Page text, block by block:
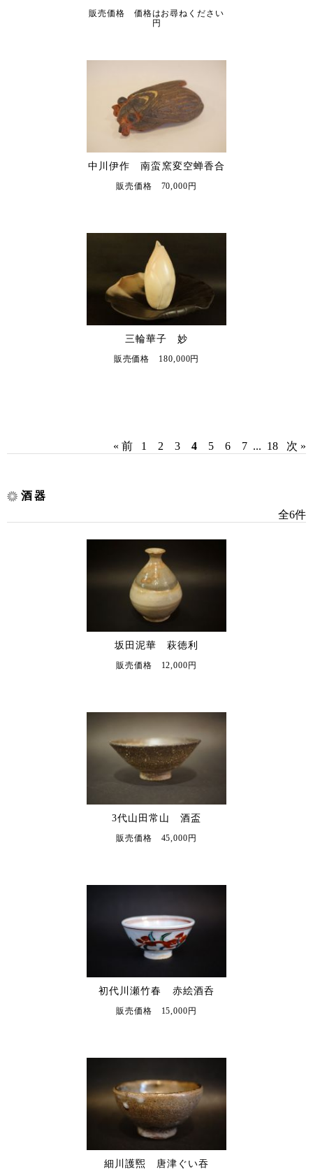
販売価格 価格はお尋ねください
円
中川伊作 南蛮窯変空蝉香合
販売価格 70,000円
三輪華子 妙
販売価格 180,000円
« 前 1 2 3 4 5 6 7 ... 18 次 »
酒器
全6件
坂田泥華 萩徳利
販売価格 12,000円
3代山田常山 酒盃
販売価格 45,000円
初代川瀬竹春 赤絵酒呑
販売価格 15,000円
細川護煕 唐津ぐい吞